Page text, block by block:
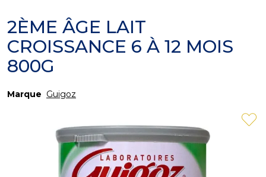
2ÈME ÂGE LAIT
CROISSANCE 6 À 12 MOIS
800G
Marque Guigoz